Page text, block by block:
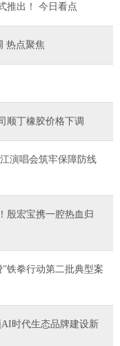
推出！ 今日看点
热点聚焦
顺丁橡胶价格下调
演唱会筑牢保障防线
殷宏宝携一腔热血归
铁拳行动第二批典型案
AI时代生态品牌建设新